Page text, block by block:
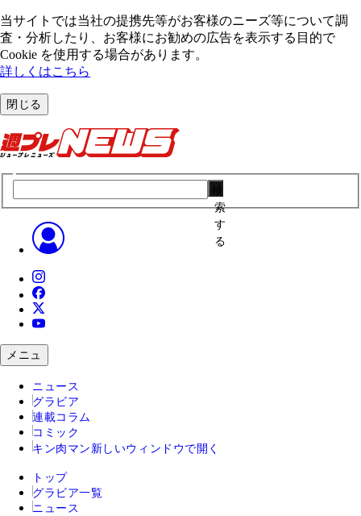
当サイトでは当社の提携先等がお客様のニーズ等について調
査・分析したり、お客様にお勧めの広告を表⽰する⽬的で
Cookie を使⽤する場合があります。
詳しくはこちら
閉じる
索
す
る
メニュ
ニュース
グラビア
連載コラム
コミック
キン肉マン 新しいウィンドウで開く
トップ
グラビア一覧
ニュース